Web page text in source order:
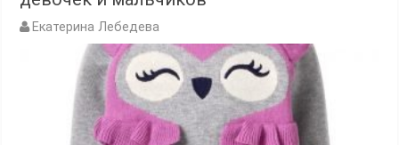
Екатерина Лебедева